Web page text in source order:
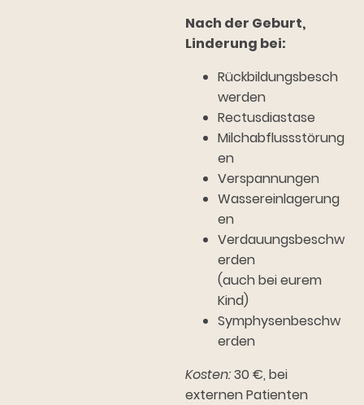
Nach der Geburt,
Linderung bei:
Rückbildungsbesch
werden
Rectusdiastase
Milchabflussstörung
en
Verspannungen
Wassereinlagerung
en
Verdauungsbeschw
erden
(auch bei eurem
Kind)
Symphysenbeschw
erden
Kosten:30 €, bei
externen Patienten